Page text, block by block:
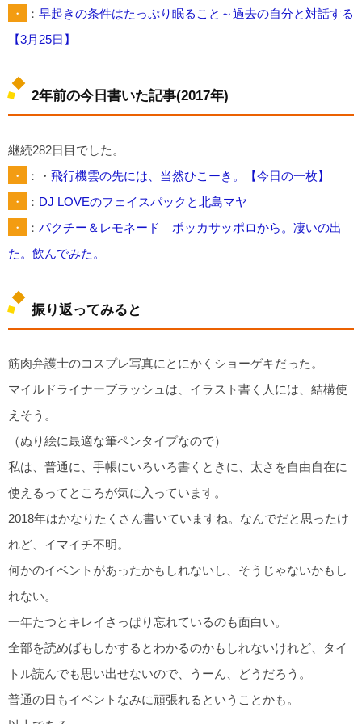
・ ： 早起きの条件はたっぷり眠ること～過去の自分と対話する
【3月25日】
2年前の今日書いた記事(2017年)
継続282日目でした。
・
：・ 飛行機雲の先には、当然ひこーき。【今日の一枚】
・
： DJ LOVEのフェイスパックと北島マヤ
・
： パクチー＆レモネード ポッカサッポロから。凄いの出
た。飲んでみた。
振り返ってみると
筋肉弁護士のコスプレ写真にとにかくショーゲキだった。
マイルドライナーブラッシュは、イラスト書く人には、結構使
えそう。
（ぬり絵に最適な筆ペンタイプなので）
私は、普通に、手帳にいろいろ書くときに、太さを自由自在に
使えるってところが気に入っています。
2018年はかなりたくさん書いていますね。なんでだと思ったけ
れど、イマイチ不明。
何かのイベントがあったかもしれないし、そうじゃないかもし
れない。
一年たつとキレイさっぱり忘れているのも面白い。
全部を読めばもしかするとわかるのかもしれないけれど、タイ
トル読んでも思い出せないので、うーん、どうだろう。
普通の日もイベントなみに頑張れるということかも。